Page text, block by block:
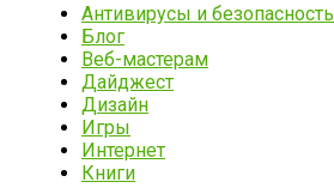
Антивирусы и безопасность
Блог
Веб-мастерам
Дайджест
Дизайн
Игры
Интернет
Книги